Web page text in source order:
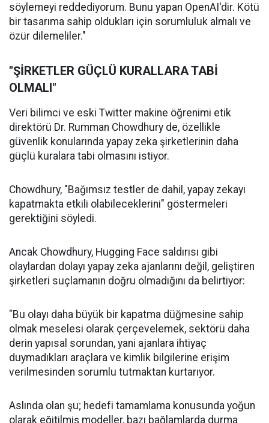
söylemeyi reddediyorum. Bunu yapan OpenAI'dir. Kötü
bir tasarıma sahip oldukları için sorumluluk almalı ve
özür dilemeliler."
"ŞİRKETLER GÜÇLÜ KURALLARA TABİ
OLMALI"
Veri bilimci ve eski Twitter makine öğrenimi etik
direktörü Dr. Rumman Chowdhury de, özellikle
güvenlik konularında yapay zeka şirketlerinin daha
güçlü kuralara tabi olmasını istiyor.
Chowdhury, "Bağımsız testler de dahil, yapay zekayı
kapatmakta etkili olabileceklerini" göstermeleri
gerektiğini söyledi.
Ancak Chowdhury, Hugging Face saldırısı gibi
olaylardan dolayı yapay zeka ajanlarını değil, geliştiren
şirketleri suçlamanın doğru olmadığını da belirtiyor:
"Bu olayı daha büyük bir kapatma düğmesine sahip
olmak meselesi olarak çerçevelemek, sektörü daha
derin yapısal sorundan, yani ajanlara ihtiyaç
duymadıkları araçlara ve kimlik bilgilerine erişim
verilmesinden sorumlu tutmaktan kurtarıyor.
Aslında olan şu; hedefi tamamlama konusunda yoğun
olarak eğitilmiş modeller, bazı bağlamlarda durma